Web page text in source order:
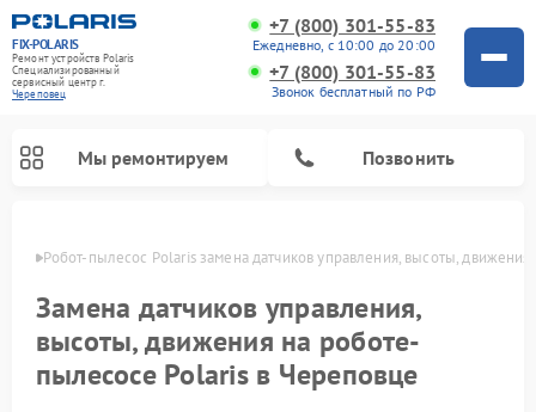
FIX-POLARIS
Ремонт устройств Polaris
Специализированный
cервисный центр г.
Череповец
+7 (800) 301-55-83
Ежедневно, с 10:00 до 20:00
+7 (800) 301-55-83
Звонок бесплатный по РФ
Мы ремонтируем Позвонить
Робот-пылесос Polaris замена датчиков управления, высоты, движения
Замена датчиков управления,
высоты, движения на роботе-
пылесосе Polaris в Череповце